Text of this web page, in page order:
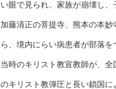
い眼で見られ、家族が崩壊し、
加藤清正の菩提寺、熊本の本
ら、境内にらい病患者が部落を
当時のキリスト教宣教師が、
のキリスト教弾圧と長い鎖国に